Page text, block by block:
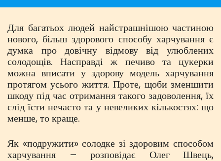
Для багатьох людей найстрашнішою частиною
нового, більш здорового способу харчування є
думка про довічну відмову від улюблених
солодощів. Насправді ж печиво та цукерки
можна вписати у здорову модель харчування
протягом усього життя. Проте, щоби зменшити
шкоду під час отримання такого задоволення, їх
слід їсти нечасто та у невеликих кількостях: що
менше, то краще.
Як «подружити» солодке зі здоровим способом
харчування – розповідає Олег Швець,